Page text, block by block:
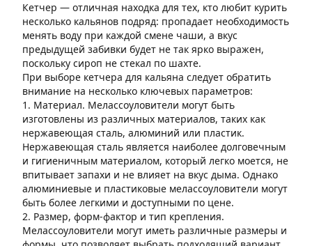
Кетчер — отличная находка для тех, кто любит курить
несколько кальянов подряд: пропадает необходимость
менять воду при каждой смене чаши, а вкус
предыдущей забивки будет не так ярко выражен,
поскольку сироп не стекал по шахте.
При выборе кетчера для кальяна следует обратить
внимание на несколько ключевых параметров:
1. Материал. Мелассоуловители могут быть
изготовлены из различных материалов, таких как
нержавеющая сталь, алюминий или пластик.
Нержавеющая сталь является наиболее долговечным
и гигиеничным материалом, который легко моется, не
впитывает запахи и не влияет на вкус дыма. Однако
алюминиевые и пластиковые мелассоуловители могут
быть более легкими и доступными по цене.
2. Размер, форм-фактор и тип крепления.
Мелассоуловители могут иметь различные размеры и